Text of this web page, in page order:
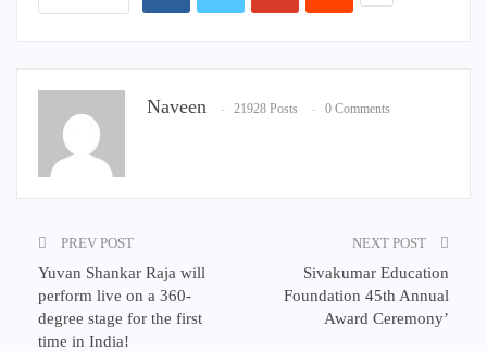
Naveen 21928 Posts 0 Comments
PREV POST
Yuvan Shankar Raja will
perform live on a 360-
degree stage for the first
time in India!
NEXT POST
Sivakumar Education
Foundation 45th Annual
Award Ceremony’